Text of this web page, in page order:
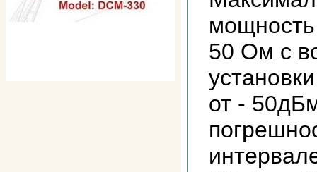
50 Ом с
от -